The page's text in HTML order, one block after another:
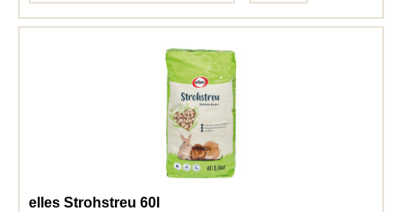
elles Strohstreu 60l